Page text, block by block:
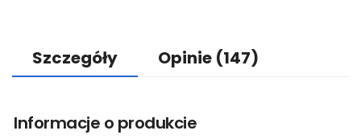
Szczegóły Opinie (147)
Informacje o produkcie